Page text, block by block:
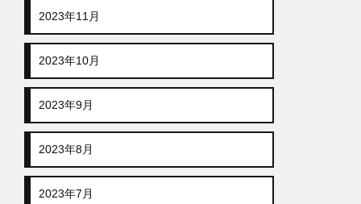
2023年11月
2023年10月
2023年9月
2023年8月
2023年7月